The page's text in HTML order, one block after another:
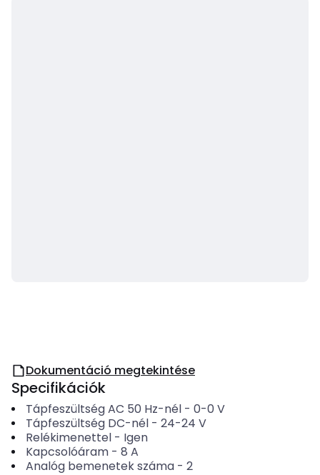
Dokumentáció megtekintése
Specifikációk
Tápfeszültség AC 50 Hz-nél- 0-0 V
Tápfeszültség DC-nél- 24-24 V
Relékimenettel- Igen
Kapcsolóáram- 8 A
Analóg bemenetek száma- 2